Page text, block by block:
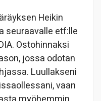
Heikin
seuraavalle etf:lle
Ostohinnaksi
jossa odotan
Luullakseni
vaan